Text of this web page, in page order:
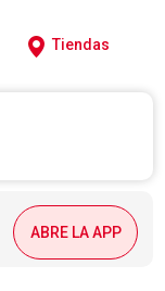
Tiendas
ABRE LA APP